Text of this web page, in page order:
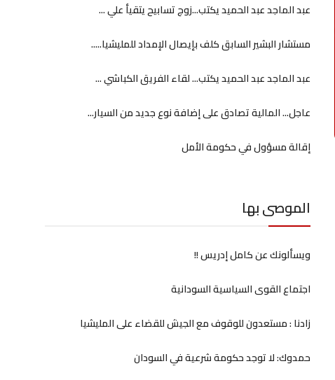
عبد الماجد عبد الحميد يكتب...زوج تسابيح يتقيأ علي ...
مستشار البشير السابق كلف بإيصال الإمداد للمليشيا.....
عبد الماجد عبد الحميد يكتب... لقاء الفريق الكباشي ...
عاجل... المالية تصادق على إضافة نوع جديد من السيار...
إقالة مسؤول في حكومة الأمل
الموصى بها
ويسألونك عن كامل إدريس !!
اجتماع القوى السياسية السودانية
زادنا : مستعدون للوقوف مع الجيش للقضاء على المليشيا
حمدوك: لا توجد حكومة شرعية في السودان